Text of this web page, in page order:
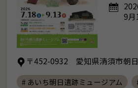
9
〒452-0932 愛知県清須市朝
# あいち朝日遺跡ミュージアム